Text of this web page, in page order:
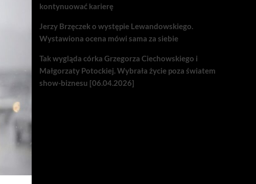
kontynuować karierę
Jerzy Brzęczek o występie Lewandowskiego.
Wystawiona ocena mówi sama za siebie
Tak wygląda córka Grzegorza Ciechowskiego i
Małgorzaty Potockiej. Wybrała życie poza światem
show-biznesu [06.04.2026]